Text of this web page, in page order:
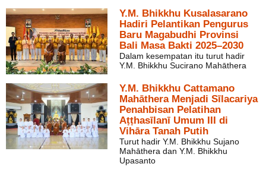
Y.M. Bhikkhu Kusalasarano
Hadiri Pelantikan Pengurus
Baru Magabudhi Provinsi
Bali Masa Bakti 2025–2030
Dalam kesempatan itu turut hadir
Y.M. Bhikkhu Sucirano Mahāthera
Y.M. Bhikkhu Cattamano
Mahāthera Menjadi Sīlacariya
Penahbisan Pelatihan
Aṭṭhasīlanī Umum III di
Vihāra Tanah Putih
Turut hadir Y.M. Bhikkhu Sujano
Mahāthera dan Y.M. Bhikkhu
Upasanto